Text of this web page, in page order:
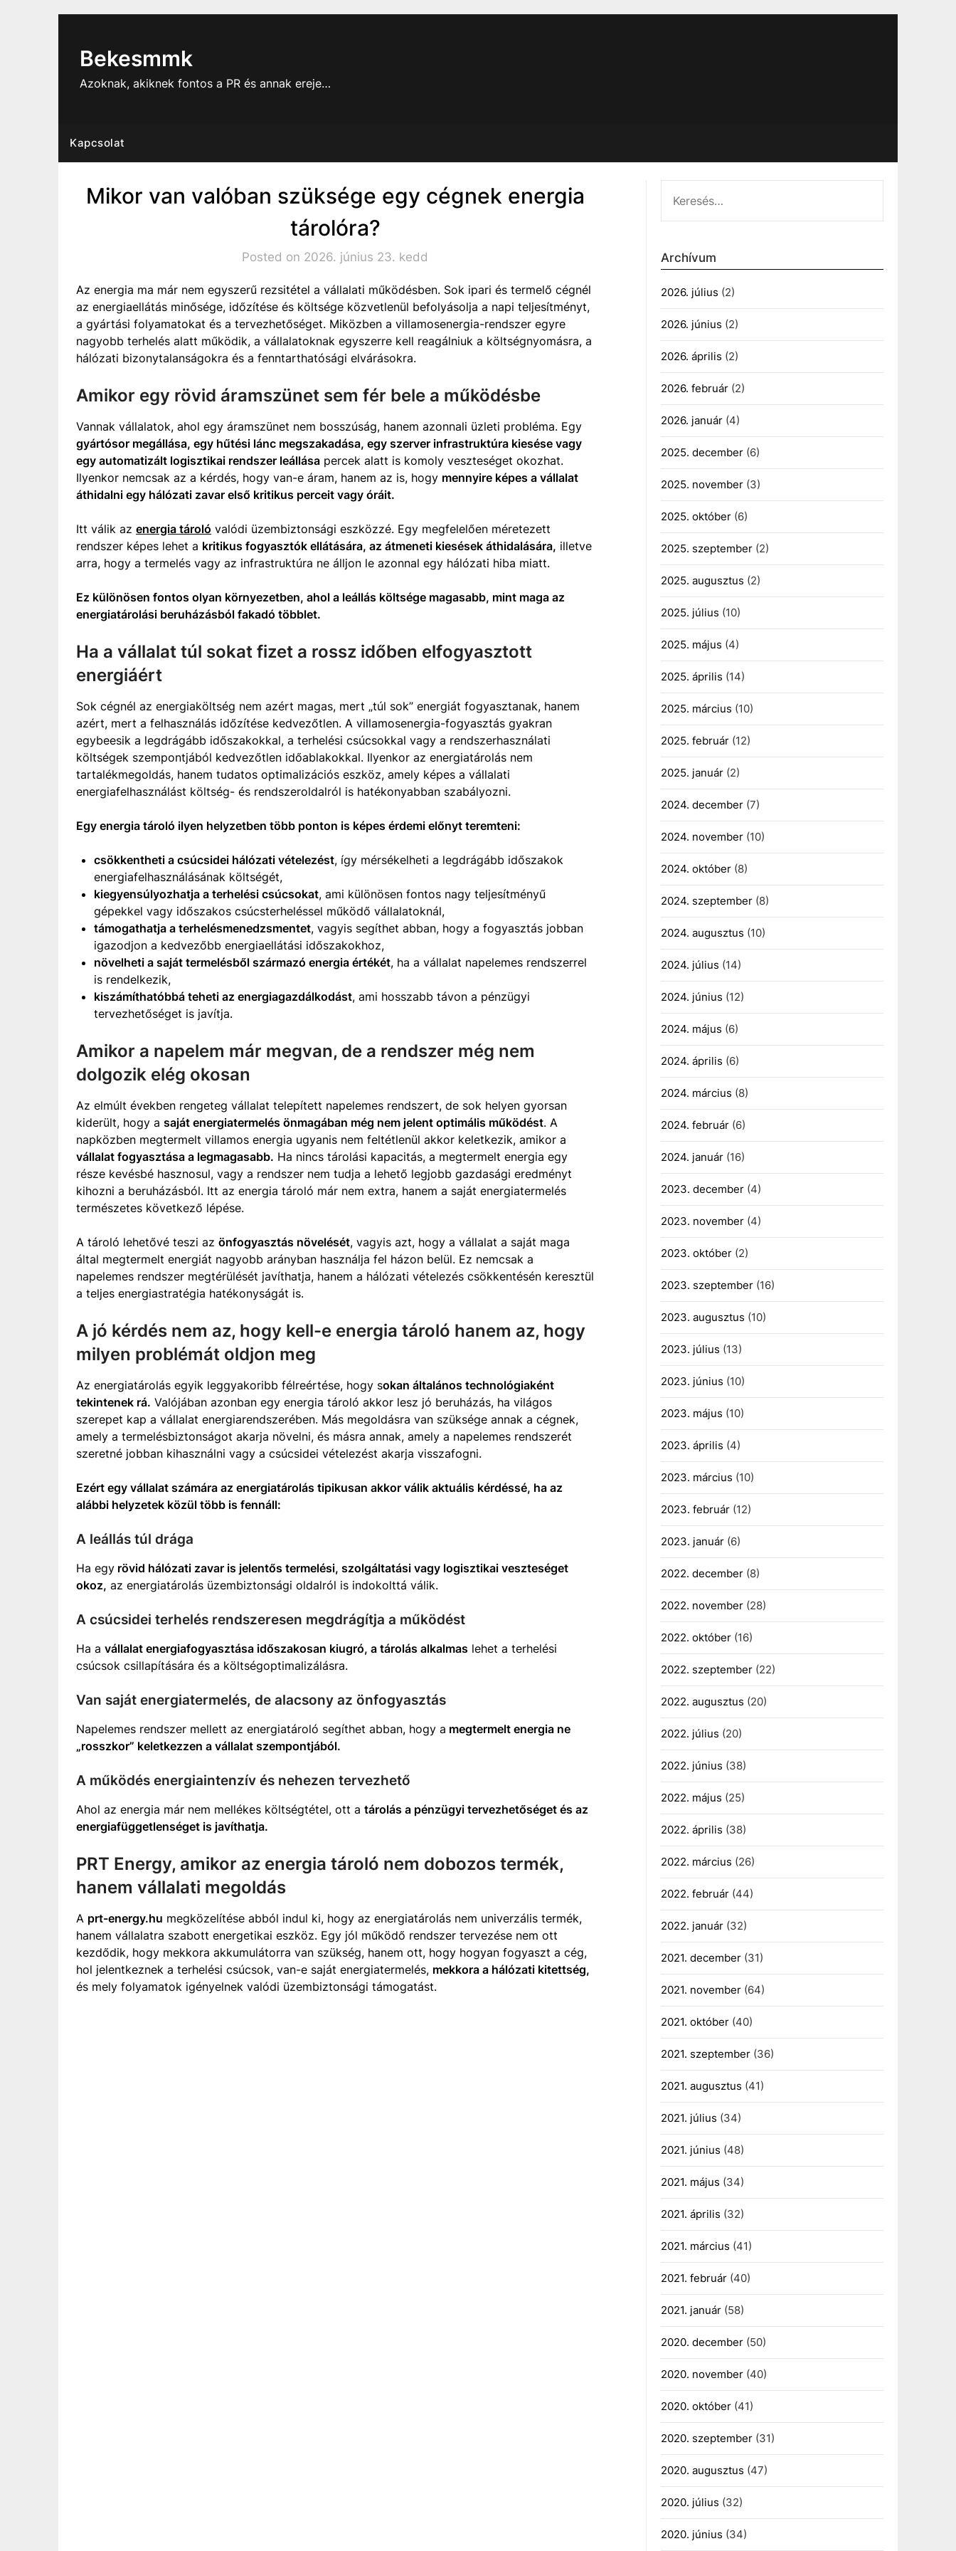
Bekesmmk
Azoknak, akiknek fontos a PR és annak ereje…
Kapcsolat
Mikor van valóban szüksége egy cégnek energia
tárolóra?
Posted on 2026. június 23. kedd
Az energia ma már nem egyszerű rezsitétel a vállalati működésben. Sok ipari és termelő cégnél
az energiaellátás minősége, időzítése és költsége közvetlenül befolyásolja a napi teljesítményt,
a gyártási folyamatokat és a tervezhetőséget. Miközben a villamosenergia-rendszer egyre
nagyobb terhelés alatt működik, a vállalatoknak egyszerre kell reagálniuk a költségnyomásra, a
hálózati bizonytalanságokra és a fenntarthatósági elvárásokra.
Amikor egy rövid áramszünet sem fér bele a működésbe
Vannak vállalatok, ahol egy áramszünet nem bosszúság, hanem azonnali üzleti probléma. Egy
gyártósor megállása, egy hűtési lánc megszakadása, egy szerver infrastruktúra kiesése vagy
egy automatizált logisztikai rendszer leállása percek alatt is komoly veszteséget okozhat.
Ilyenkor nemcsak az a kérdés, hogy van-e áram, hanem az is, hogy mennyire képes a vállalat
áthidalni egy hálózati zavar első kritikus perceit vagy óráit.
Itt válik az energia tároló valódi üzembiztonsági eszközzé. Egy megfelelően méretezett
rendszer képes lehet a kritikus fogyasztók ellátására, az átmeneti kiesések áthidalására, illetve
arra, hogy a termelés vagy az infrastruktúra ne álljon le azonnal egy hálózati hiba miatt.
Ez különösen fontos olyan környezetben, ahol a leállás költsége magasabb, mint maga az
energiatárolási beruházásból fakadó többlet.
Ha a vállalat túl sokat fizet a rossz időben elfogyasztott
energiáért
Sok cégnél az energiaköltség nem azért magas, mert „túl sok” energiát fogyasztanak, hanem
azért, mert a felhasználás időzítése kedvezőtlen. A villamosenergia-fogyasztás gyakran
egybeesik a legdrágább időszakokkal, a terhelési csúcsokkal vagy a rendszerhasználati
költségek szempontjából kedvezőtlen időablakokkal. Ilyenkor az energiatárolás nem
tartalékmegoldás, hanem tudatos optimalizációs eszköz, amely képes a vállalati
energiafelhasználást költség- és rendszeroldalról is hatékonyabban szabályozni.
Egy energia tároló ilyen helyzetben több ponton is képes érdemi előnyt teremteni:
csökkentheti a csúcsidei hálózati vételezést, így mérsékelheti a legdrágább időszakok
energiafelhasználásának költségét,
kiegyensúlyozhatja a terhelési csúcsokat, ami különösen fontos nagy teljesítményű
gépekkel vagy időszakos csúcsterheléssel működő vállalatoknál,
támogathatja a terhelésmenedzsmentet, vagyis segíthet abban, hogy a fogyasztás jobban
igazodjon a kedvezőbb energiaellátási időszakokhoz,
növelheti a saját termelésből származó energia értékét, ha a vállalat napelemes rendszerrel
is rendelkezik,
kiszámíthatóbbá teheti az energiagazdálkodást, ami hosszabb távon a pénzügyi
tervezhetőséget is javítja.
Amikor a napelem már megvan, de a rendszer még nem
dolgozik elég okosan
Az elmúlt években rengeteg vállalat telepített napelemes rendszert, de sok helyen gyorsan
kiderült, hogy a saját energiatermelés önmagában még nem jelent optimális működést. A
napközben megtermelt villamos energia ugyanis nem feltétlenül akkor keletkezik, amikor a
vállalat fogyasztása a legmagasabb. Ha nincs tárolási kapacitás, a megtermelt energia egy
része kevésbé hasznosul, vagy a rendszer nem tudja a lehető legjobb gazdasági eredményt
kihozni a beruházásból. Itt az energia tároló már nem extra, hanem a saját energiatermelés
természetes következő lépése.
A tároló lehetővé teszi az önfogyasztás növelését, vagyis azt, hogy a vállalat a saját maga
által megtermelt energiát nagyobb arányban használja fel házon belül. Ez nemcsak a
napelemes rendszer megtérülését javíthatja, hanem a hálózati vételezés csökkentésén keresztül
a teljes energiastratégia hatékonyságát is.
A jó kérdés nem az, hogy kell-e energia tároló hanem az, hogy
milyen problémát oldjon meg
Az energiatárolás egyik leggyakoribb félreértése, hogy sokan általános technológiaként
tekintenek rá. Valójában azonban egy energia tároló akkor lesz jó beruházás, ha világos
szerepet kap a vállalat energiarendszerében. Más megoldásra van szüksége annak a cégnek,
amely a termelésbiztonságot akarja növelni, és másra annak, amely a napelemes rendszerét
szeretné jobban kihasználni vagy a csúcsidei vételezést akarja visszafogni.
Ezért egy vállalat számára az energiatárolás tipikusan akkor válik aktuális kérdéssé, ha az
alábbi helyzetek közül több is fennáll:
A leállás túl drága
Ha egy rövid hálózati zavar is jelentős termelési, szolgáltatási vagy logisztikai veszteséget
okoz, az energiatárolás üzembiztonsági oldalról is indokolttá válik.
A csúcsidei terhelés rendszeresen megdrágítja a működést
Ha a vállalat energiafogyasztása időszakosan kiugró, a tárolás alkalmas lehet a terhelési
csúcsok csillapítására és a költségoptimalizálásra.
Van saját energiatermelés, de alacsony az önfogyasztás
Napelemes rendszer mellett az energiatároló segíthet abban, hogy a megtermelt energia ne
„rosszkor” keletkezzen a vállalat szempontjából.
A működés energiaintenzív és nehezen tervezhető
Ahol az energia már nem mellékes költségtétel, ott a tárolás a pénzügyi tervezhetőséget és az
energiafüggetlenséget is javíthatja.
PRT Energy, amikor az energia tároló nem dobozos termék,
hanem vállalati megoldás
A prt-energy.hu megközelítése abból indul ki, hogy az energiatárolás nem univerzális termék,
hanem vállalatra szabott energetikai eszköz. Egy jól működő rendszer tervezése nem ott
kezdődik, hogy mekkora akkumulátorra van szükség, hanem ott, hogy hogyan fogyaszt a cég,
hol jelentkeznek a terhelési csúcsok, van-e saját energiatermelés, mekkora a hálózati kitettség,
és mely folyamatok igényelnek valódi üzembiztonsági támogatást.
Archívum
2026. július (2)
2026. június (2)
2026. április (2)
2026. február(2)
2026. január(4)
2025. december(6)
2025. november(3)
2025. október(6)
2025. szeptember(2)
2025. augusztus (2)
2025. július (10)
2025. május (4)
2025. április (14)
2025. március (10)
2025. február(12)
2025. január(2)
2024. december(7)
2024. november(10)
2024. október(8)
2024. szeptember(8)
2024. augusztus (10)
2024. július (14)
2024. június (12)
2024. május (6)
2024. április (6)
2024. március (8)
2024. február(6)
2024. január(16)
2023. december(4)
2023. november(4)
2023. október(2)
2023. szeptember(16)
2023. augusztus (10)
2023. július (13)
2023. június (10)
2023. május (10)
2023. április (4)
2023. március (10)
2023. február(12)
2023. január(6)
2022. december(8)
2022. november(28)
2022. október(16)
2022. szeptember(22)
2022. augusztus (20)
2022. július (20)
2022. június (38)
2022. május (25)
2022. április (38)
2022. március (26)
2022. február(44)
2022. január(32)
2021. december(31)
2021. november(64)
2021. október(40)
2021. szeptember(36)
2021. augusztus (41)
2021. július (34)
2021. június (48)
2021. május (34)
2021. április (32)
2021. március (41)
2021. február(40)
2021. január(58)
2020. december(50)
2020. november(40)
2020. október(41)
2020. szeptember(31)
2020. augusztus (47)
2020. július (32)
2020. június (34)